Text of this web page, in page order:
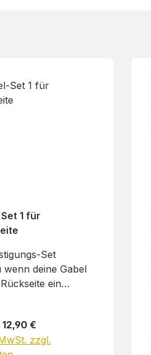
1 für
Set
wenn deine Gabel
ein
Gewinde.
Regulärer Preis:
12,90 €
zzgl.